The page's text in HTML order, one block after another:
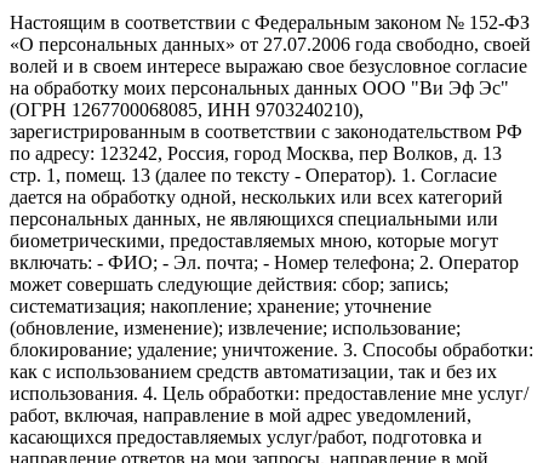
Настоящим в соответствии с Федеральным законом № 152-ФЗ
«О персональных данных» от 27.07.2006 года свободно, своей
волей и в своем интересе выражаю свое безусловное согласие
на обработку моих персональных данных ООО "Ви Эф Эс"
(ОГРН 1267700068085, ИНН 9703240210),
зарегистрированным в соответствии с законодательством РФ
по адресу: 123242, Россия, город Москва, пер Волков, д. 13
стр. 1, помещ. 13 (далее по тексту - Оператор). 1. Согласие
дается на обработку одной, нескольких или всех категорий
персональных данных, не являющихся специальными или
биометрическими, предоставляемых мною, которые могут
включать: - ФИО; - Эл. почта; - Номер телефона; 2. Оператор
может совершать следующие действия: сбор; запись;
систематизация; накопление; хранение; уточнение
(обновление, изменение); извлечение; использование;
блокирование; удаление; уничтожение. 3. Способы обработки:
как с использованием средств автоматизации, так и без их
использования. 4. Цель обработки: предоставление мне услуг/
работ, включая, направление в мой адрес уведомлений,
касающихся предоставляемых услуг/работ, подготовка и
направление ответов на мои запросы, направление в мой